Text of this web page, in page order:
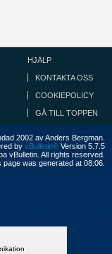
HJÄLP
KONTAKTA OSS
COOKIEPOLICY
GÅ TILL TOPPEN
2002 av Anders Bergman.
by vBulletin® Version 5.7.5
vBulletin. All rights reserved.
was generated at 08:06.